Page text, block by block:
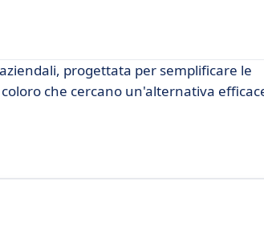
progettata per semplificare le
che cercano un'alternativa